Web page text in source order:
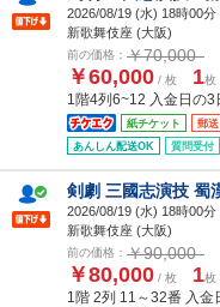
2026/08/19 (水) 18時00分
新歌舞伎座 (大阪)
前の価格： ￥70,000
￥60,000 / 枚 1枚
1階4列6~12 入金日の3
紙チケット 郵送
あんしん配送OK
質問受付
剣劇 三國志演技 蜀
2026/08/19 (水) 18時00分
新歌舞伎座 (大阪)
前の価格： ￥90,000
￥80,000 / 枚 1枚
1階 2列 11～32番 入金